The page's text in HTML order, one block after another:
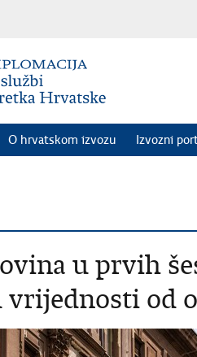
O hrvatskom izvozu Izvozni
u prvih
vrijednosti od